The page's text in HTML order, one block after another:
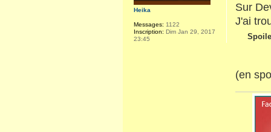
Sur
J'ai
(en
Heika
Messages: 1122
Inscription: Dim Jan 29, 2017
23:45